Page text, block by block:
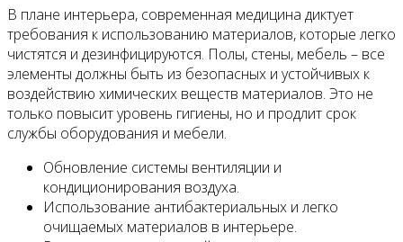
В плане интерьера, современная медицина диктует
требования к использованию материалов, которые легко
чистятся и дезинфицируются. Полы, стены, мебель – все
элементы должны быть из безопасных и устойчивых к
воздействию химических веществ материалов. Это не
только повысит уровень гигиены, но и продлит срок
службы оборудования и мебели.
Обновление системы вентиляции и
кондиционирования воздуха.
Использование антибактериальных и легко
очищаемых материалов в интерьере.